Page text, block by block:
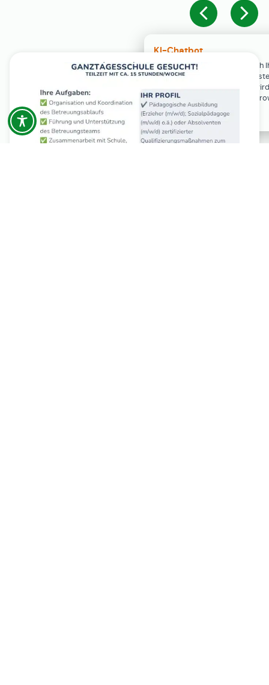
KI-Chatbot
Der KI-Chatbot steht erst nach
Einwilligung in den Cookie-
Verfügung. Der Chat-Verlauf
ausschließlich lokal in Ihrem
gespeichert.